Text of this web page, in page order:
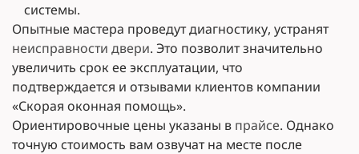
системы.
Опытные мастера проведут диагностику, устранят
неисправности двери. Это позволит значительно
увеличить срок ее эксплуатации, что
подтверждается и отзывами клиентов компании
«Скорая оконная помощь».
Ориентировочные цены указаны в прайсе. Однако
точную стоимость вам озвучат на месте после